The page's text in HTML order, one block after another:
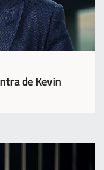
de Kevin